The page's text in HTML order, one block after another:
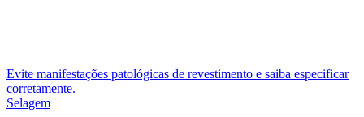
Evite manifestações patológicas de revestimento e saiba especificar
corretamente.
Selagem